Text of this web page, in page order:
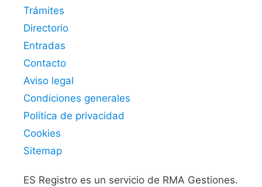
Trámites
Directorio
Entradas
Contacto
Aviso legal
Condiciones generales
Política de privacidad
Cookies
Sitemap
ES Registro es un servicio de RMA Gestiones.